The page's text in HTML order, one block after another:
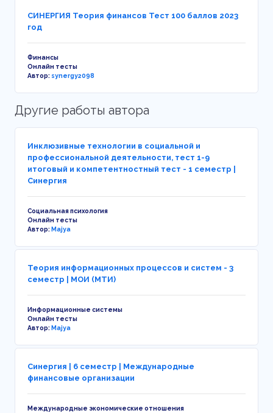
СИНЕРГИЯ Теория финансов Тест 100 баллов 2023
год
Финансы
Онлайн тесты
Автор:synergy2098
Другие работы автора
Инклюзивные технологии в социальной и
профессиональной деятельности, тест 1-9
итоговый и компетентностный тест - 1 семестр |
Синергия
Социальная психология
Онлайн тесты
Автор:Majya
Теория информационных процессов и систем - 3
семестр | МОИ (МТИ)
Информационные системы
Онлайн тесты
Автор:Majya
Синергия | 6 семестр | Международные
финансовые организации
Международные экономические отношения